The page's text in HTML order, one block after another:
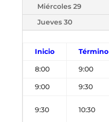
Miércoles 29
Jueves 30
Inicio
Término
8:00
9:00
9:00
9:30
9:30 10:30